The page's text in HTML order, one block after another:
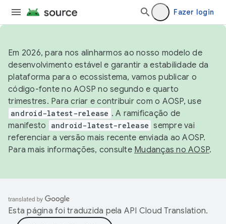
Fazer login
Em 2026, para nos alinharmos ao nosso modelo de
desenvolvimento estável e garantir a estabilidade da
plataforma para o ecossistema, vamos publicar o
código-fonte no AOSP no segundo e quarto
trimestres. Para criar e contribuir com o AOSP, use
android-latest-release . A ramificação de
manifesto
android-latest-release sempre vai
referenciar a versão mais recente enviada ao AOSP.
Para mais informações, consulte Mudanças no AOSP.
Esta página foi traduzida pela API Cloud Translation.